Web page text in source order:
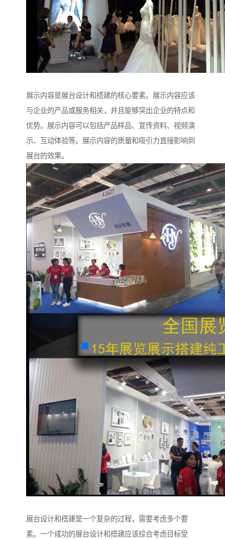
展示内容是展台设计和搭建的核心要素。展示内容应该
与企业的产品或服务相关，并且能够突出企业的特点和
优势。展示内容可以包括产品样品、宣传资料、视频演
示、互动体验等。展示内容的质量和吸引力直接影响到
展台的效果。
展台设计和搭建是一个复杂的过程，需要考虑多个要
素。一个成功的展台设计和搭建应该综合考虑目标受